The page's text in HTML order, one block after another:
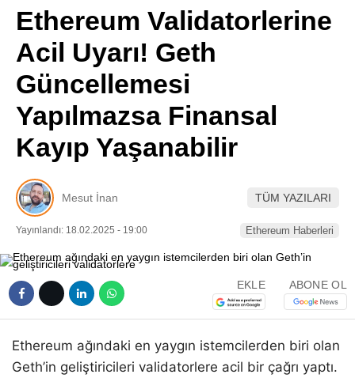
Youtube
LinkedIn
Telegram
Ethereum Validatorlerine
Acil Uyarı! Geth
Güncellemesi
Yapılmazsa Finansal
Kayıp Yaşanabilir
Mesut İnan TÜM YAZILARI
Yayınlandı: 18.02.2025 - 19:00 Ethereum Haberleri
EKLE ABONE OL
Ethereum ağındaki en yaygın istemcilerden biri olan
Geth’in geliştiricileri validatorlere acil bir çağrı yaptı.